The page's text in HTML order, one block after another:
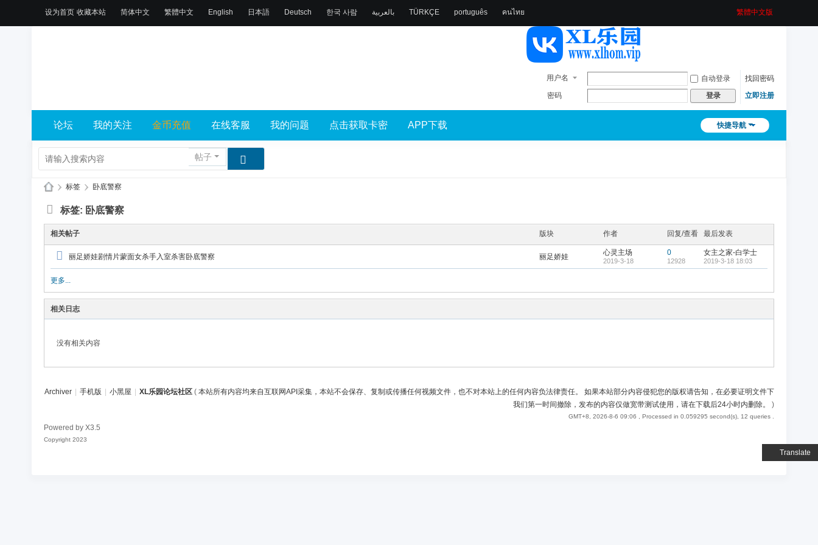
设为首页 收藏本站
Translate
简体中文 繁體中文 English 日本語 Deutsch 한국 사람 بالعربية TÜRKÇE português คนไทย 繁體中文版
用户名 自动登录
找回密码
密码
登录 立即注册
快捷导航
论坛 我的关注 金币充值 在线客服 我的问题 点击获取卡密 APP下载
帖子
X
L
乐
论
坛
社
› 标签 › 卧底警察
标签: 卧底警察
相关帖子 版块 作者 回复/查看 最后发表
丽足娇娃剧情片蒙面女杀手入室杀害卧底警察 丽足娇娃 心灵主场
2019-3-18
0
12928
女主之家-白学士
2019-3-18 18:03
更多...
相关日志
没有相关内容
Archiver 手机版 小黑屋 XL乐园论坛社区 ( 本站所有内容均来自互联网API采集，本站不会保存、复制或传播任何视频文件，也不对本站上的任何内容负法律责任。 如果本站部分内容侵犯您的版权请告知，在必要证明文件下
我们第一时间撤除，发布的内容仅做宽带测试使用，请在下载后24小时内删除。
)
GMT+8, 2026-8-6 09:06 , Processed in 0.059295 second(s), 12 queries .
Powered by X3.5
Copyright 2023